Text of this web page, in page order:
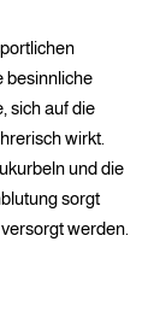
besinnliche
sich auf die
wirkt.
und die
sorgt
werden.